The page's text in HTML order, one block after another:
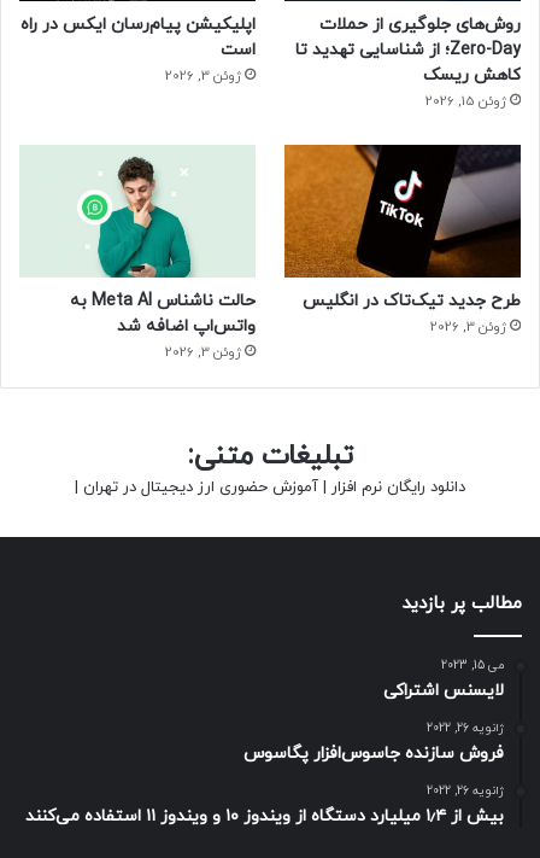
روش‌های جلوگیری از حملات
Zero-Day؛ از شناسایی تهدید تا
کاهش ریسک
ژوئن 15, 2026
اپلیکیشن پیام‌رسان ایکس در راه
است
ژوئن 3, 2026
طرح جدید تیک‌تاک در انگلیس
ژوئن 3, 2026
حالت ناشناس Meta AI به
واتس‌اپ اضافه شد
ژوئن 3, 2026
تبلیغات متنی:
دانلود رایگان نرم افزار | آموزش حضوری ارز دیجیتال در تهران |
مطالب پر بازدید
می 15, 2023
لایسنس اشتراکی
ژانویه 26, 2022
فروش سازنده جاسوس‌افزار پگاسوس
ژانویه 26, 2022
بیش از ۱٫۴ میلیارد دستگاه از ویندوز ۱۰ و ویندوز ۱۱ استفاده می‌کنند